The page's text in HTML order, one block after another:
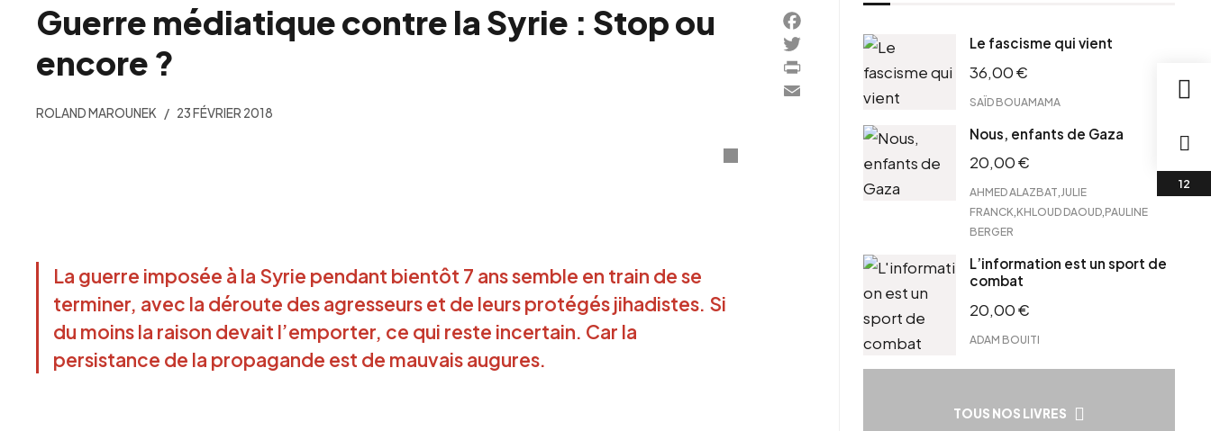
Guerre médiatique contre la Syrie : Stop ou
encore ?
ROLAND MAROUNEK 23 FÉVRIER 2018
La guerre imposée à la Syrie pendant bientôt 7 ans semble en train de se
terminer, avec la déroute des agresseurs et de leurs protégés jihadistes. Si
du moins la raison devait l’emporter, ce qui reste incertain. Car la
persistance de la propagande est de mauvais augures.
Facebook
Twitter
PrintFriendly
Email
Le fascisme qui vient
36,00€
SAÏD BOUAMAMA
Nous, enfants de Gaza
20,00€
AHMED ALAZBAT JULIE
FRANCK KHLOUD DAOUD PAULINE
BERGER
L’information est un sport de
combat
20,00€
ADAM BOUITI
TOUS NOS LIVRES